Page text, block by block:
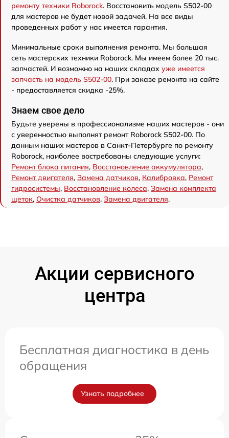
ремонту техники Roborock. Восстановить модель S502-00
для мастеров не будет новой задачей. На все виды
проведенных работ у нас имеется гарантия.
Минимальные сроки выполнения ремонта. Мы большая
сеть мастерских техники Roborock. Мы имеем более 20 тыс.
запчастей. И возможно на наших складах уже имеется
запчасть на модель S502-00. При заказе ремонта на сайте
- предоставляется скидка -25%.
Знаем свое дело
Будьте уверены в профессионализме наших мастеров - они
с уверенностью выполнят ремонт Roborock S502-00. По
данным наших мастеров в Санкт-Петербурге по ремонту
Roborock, наиболее востребованы следующие услуги:
Ремонт блока питания, Восстановление аккумулятора,
Ремонт двигателя, Замена датчиков, Калибровка, Ремонт
гидросистемы, Восстановление колеса, Замена комплекта
щеток, Очистка датчиков, Замена двигателя.
Акции сервисного
центра
Бесплатная диагностика в день
обращения
Узнать подробнее